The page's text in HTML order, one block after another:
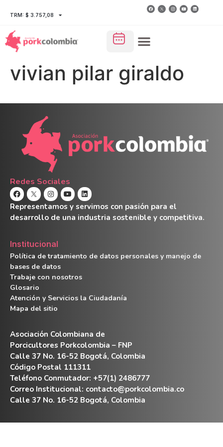
TRM: $ 3.757,08
vivian pilar giraldo
Redes Sociales
Representamos y servimos con pasión para el
desarrollo de una industria sostenible y competitiva.
Institucional
Política de tratamiento de datos personales y manejo de
bases de datos
Trabaje con nosotros
Glosario
Atención y Servicios la Ciudadanía
Mapa del sitio
Asociación Colombiana de
Porcicultores Porkcolombia – FNP
Calle 37 No. 16-52 Bogotá, Colombia
Código Postal 111311
Teléfono Conmutador: +57(1) 2486777
Correo Institucional: contacto@porkcolombia.co
Calle 37 No. 16-52 Bogotá, Colombia